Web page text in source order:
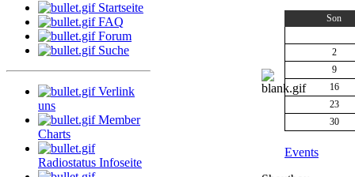
Startseite
FAQ
Forum
Suche
Verlink
uns
Member
Charts
Radiostatus Infoseite
Son
2
9
16
23
30
Events